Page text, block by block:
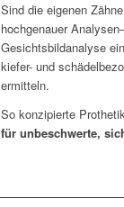
Sind die eigenen
hochgenauer
Gesichtsbildanalyse
kiefer- und
ermitteln.
So konzipierte
für unbeschwerte,